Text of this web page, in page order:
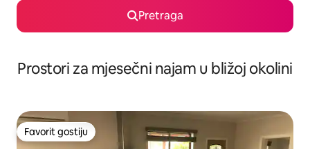
Pretraga
Prostori za mjesečni najam u bližoj okolini
Favorit gostiju
Favorit gostiju